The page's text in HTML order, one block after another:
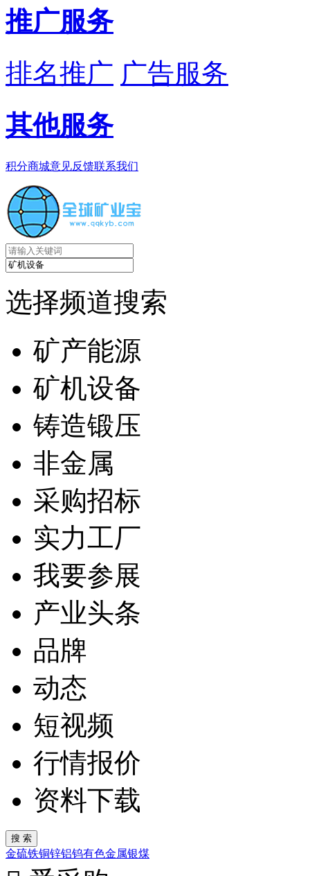
推广服务
排名推广 广告服务
其他服务
积分商城意见反馈联系我们
选择频道搜索
矿产能源
矿机设备
铸造锻压
非金属
采购招标
实力工厂
我要参展
产业头条
品牌
动态
短视频
行情报价
资料下载
金硫铁铜锌铝钨有色金属银煤